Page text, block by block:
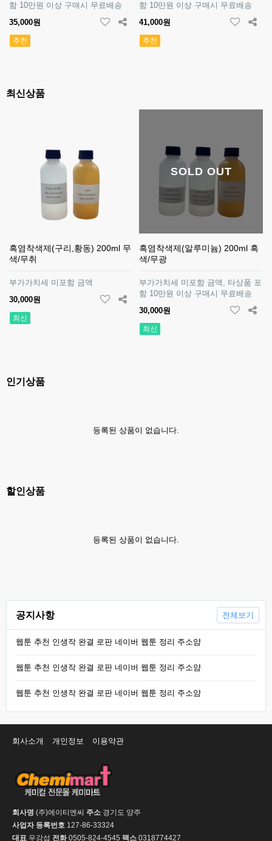
함 10만원 이상 구매시 무료배송
35,000원
추천
함 10만원 이상 구매시 무료배송
41,000원
추천
최신상품
흑염착색제(구리,황동) 200ml 무
색/무취
부가가치세 미포함 금액
30,000원
최신
SOLD OUT
흑염착색제(알루미늄) 200ml 흑
색/무광
부가가치세 미포함 금액, 타상품 포
함 10만원 이상 구매시 무료배송
30,000원
최신
인기상품
등록된 상품이 없습니다.
할인상품
등록된 상품이 없습니다.
공지사항
웹툰 추천 인생작 완결 로판 네이버 웹툰 정리 주소얌
웹툰 추천 인생작 완결 로판 네이버 웹툰 정리 주소얌
웹툰 추천 인생작 완결 로판 네이버 웹툰 정리 주소얌
전체보기
회사소개 개인정보 이용약관
회사명 (주)에이티엔씨 주소 경기도 양주
사업자 등록번호 127-86-33324
대표 우강섭 전화0505-824-4545 팩스 0318774427